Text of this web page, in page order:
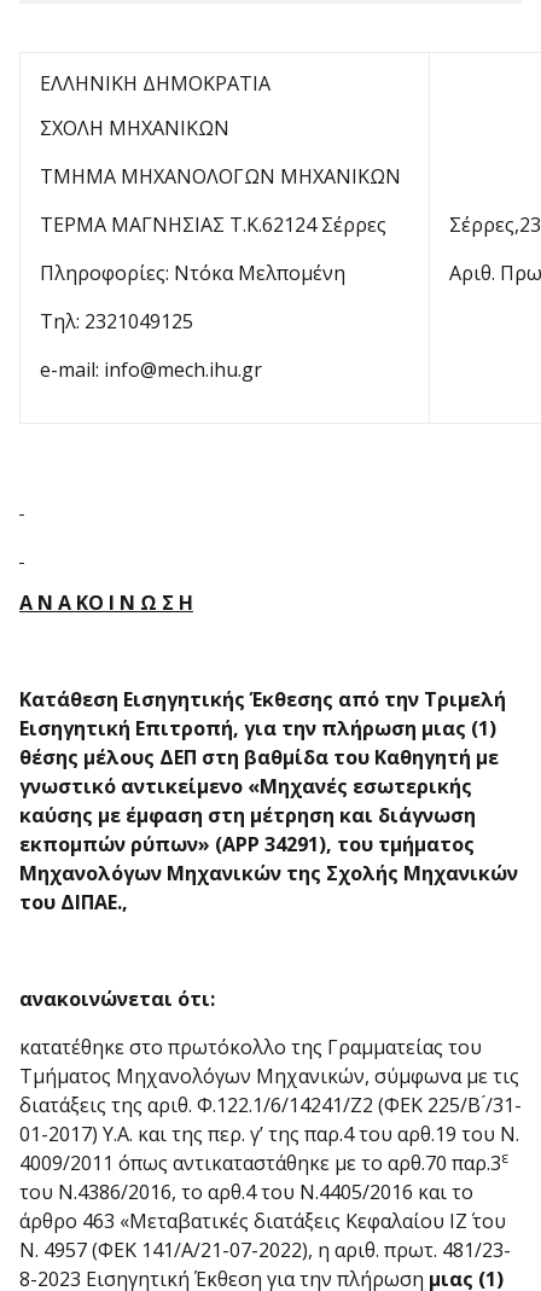
ΕΛΛΗΝΙΚΗ ΔΗΜΟΚΡΑΤΙΑ
ΣΧΟΛΗ ΜΗΧΑΝΙΚΩΝ
ΤΜΗΜΑ ΜΗΧΑΝΟΛΟΓΩΝ ΜΗΧΑΝΙΚΩΝ
ΤΕΡΜΑ ΜΑΓΝΗΣΙΑΣ Τ.Κ.62124 Σέρρες
Πληροφορίες: Ντόκα Μελπομένη
Τηλ: 2321049125
e-mail: info@mech.ihu.gr
Αριθ.
Α Ν Α ΚΟ Ι Ν Ω Σ Η
Κατάθεση Εισηγητικής Έκθεσης από την Τριμελή
Εισηγητική Επιτροπή, για την πλήρωση μιας (1)
θέσης μέλους ΔΕΠ στη βαθμίδα του Καθηγητή με
γνωστικό αντικείμενο «Μηχανές εσωτερικής
καύσης με έμφαση στη μέτρηση και διάγνωση
εκπομπών ρύπων» (ΑΡΡ 34291), του τμήματος
Μηχανολόγων Μηχανικών της Σχολής Μηχανικών
του ΔΙΠΑΕ.,
ανακοινώνεται ότι:
κατατέθηκε στο πρωτόκολλο της Γραμματείας του
Τμήματος Μηχανολόγων Μηχανικών, σύμφωνα με τις
διατάξεις της αριθ. Φ.122.1/6/14241/Ζ2 (ΦΕΚ 225/Β ́/31-
01-2017) Υ.Α. και της περ. γ’ της παρ.4 του αρθ.19 του Ν.
4009/2011 όπως αντικαταστάθηκε με το αρθ.70 παρ.3ε
του Ν.4386/2016, το αρθ.4 του Ν.4405/2016 και το
άρθρο 463 «Μεταβατικές διατάξεις Κεφαλαίου ΙΖ΄ του
Ν. 4957 (ΦΕΚ 141/Α/21-07-2022), η αριθ. πρωτ. 481/23-
8-2023 Εισηγητική Έκθεση για την πλήρωση μιας (1)